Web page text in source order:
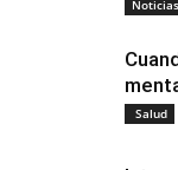
Noticias
Salud